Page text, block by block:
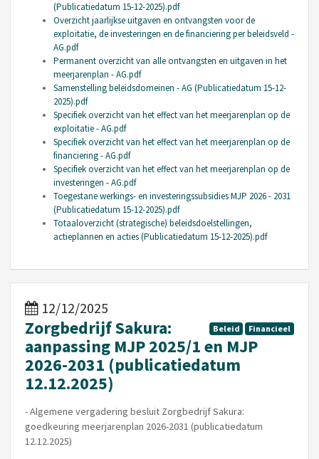
(Publicatiedatum 15-12-2025).pdf
Overzicht jaarlijkse uitgaven en ontvangsten voor de
exploitatie, de investeringen en de financiering per beleidsveld -
AG.pdf
Permanent overzicht van alle ontvangsten en uitgaven in het
meerjarenplan - AG.pdf
Samenstelling beleidsdomeinen - AG (Publicatiedatum 15-12-
2025).pdf
Specifiek overzicht van het effect van het meerjarenplan op de
exploitatie - AG.pdf
Specifiek overzicht van het effect van het meerjarenplan op de
financiering - AG.pdf
Specifiek overzicht van het effect van het meerjarenplan op de
investeringen - AG.pdf
Toegestane werkings- en investeringssubsidies MJP 2026 - 2031
(Publicatiedatum 15-12-2025).pdf
Totaaloverzicht (strategische) beleidsdoelstellingen,
actieplannen en acties (Publicatiedatum 15-12-2025).pdf
12/12/2025
Beleid Financieel
Zorgbedrijf Sakura:
aanpassing MJP 2025/1 en MJP
2026-2031 (publicatiedatum
12.12.2025)
- Algemene vergadering besluit Zorgbedrijf Sakura:
goedkeuring meerjarenplan 2026-2031 (publicatiedatum
12.12.2025)